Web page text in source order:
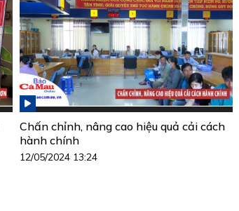
Chấn chỉnh, nâng cao hiệu quả cải cách
hành chính
12/05/2024 13:24